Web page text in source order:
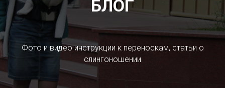
БЛОГ
Фото и видео инструкции к переноскам, статьи о
слингоношении